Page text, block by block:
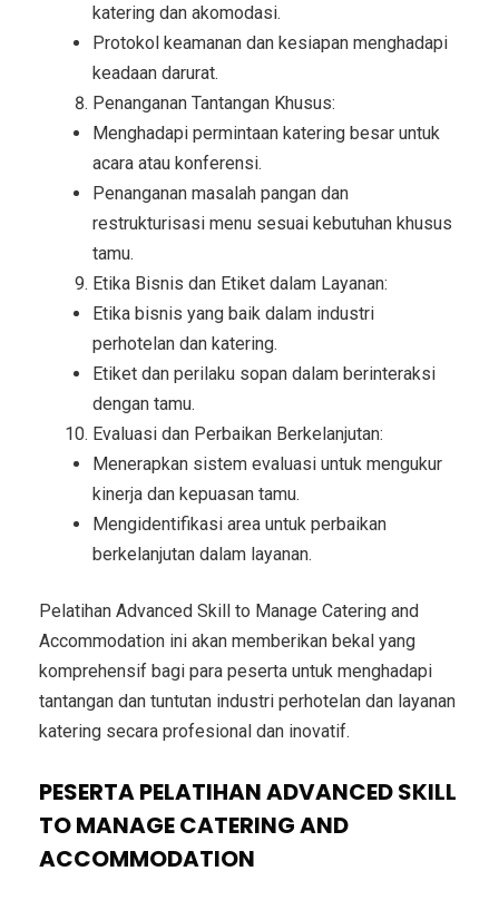
katering dan akomodasi.
Protokol keamanan dan kesiapan menghadapi
keadaan darurat.
Penanganan Tantangan Khusus:
Menghadapi permintaan katering besar untuk
acara atau konferensi.
Penanganan masalah pangan dan
restrukturisasi menu sesuai kebutuhan khusus
tamu.
Etika Bisnis dan Etiket dalam Layanan:
Etika bisnis yang baik dalam industri
perhotelan dan katering.
Etiket dan perilaku sopan dalam berinteraksi
dengan tamu.
Evaluasi dan Perbaikan Berkelanjutan:
Menerapkan sistem evaluasi untuk mengukur
kinerja dan kepuasan tamu.
Mengidentifikasi area untuk perbaikan
berkelanjutan dalam layanan.
Pelatihan Advanced Skill to Manage Catering and
Accommodation ini akan memberikan bekal yang
komprehensif bagi para peserta untuk menghadapi
tantangan dan tuntutan industri perhotelan dan layanan
katering secara profesional dan inovatif.
PESERTA PELATIHAN ADVANCED SKILL
TO MANAGE CATERING AND
ACCOMMODATION